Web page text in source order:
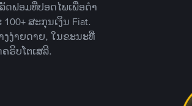
ດຟອມທີ່ປອດໄພເພື່ອດໍາ
ສະກຸນເງິນ Fiat.
ງ່າຍດາຍ, ໃນຂະນະທີ່
ຣິບໂຕເສລີ.